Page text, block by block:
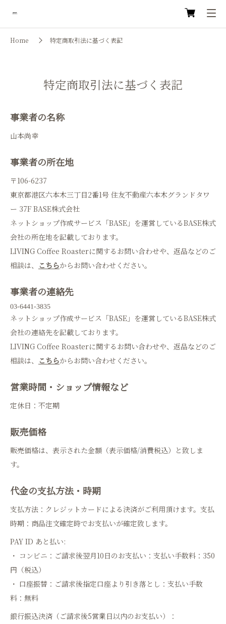
Home 特定商取引法に基づく表記
特定商取引法に基づく表記
事業者の名称
山本尚幸
事業者の所在地
〒106-6237
東京都港区六本木三丁目2番1号 住友不動産六本木グランドタワ
ー 37F BASE株式会社
ネットショップ作成サービス「BASE」を運営しているBASE株式
会社の所在地を記載しております。
LIVING Coffee Roasterに関するお問い合わせや、返品などのご
相談は、
こちらからお問い合わせください。
事業者の連絡先
ネットショップ作成サービス「BASE」を運営しているBASE株式
会社の連絡先を記載しております。
LIVING Coffee Roasterに関するお問い合わせや、返品などのご
相談は、
こちらからお問い合わせください。
営業時間・ショップ情報など
定休日：不定期
販売価格
販売価格は、表示された金額（表示価格/消費税込）と致しま
す。
代金の支払方法・時期
支払方法：クレジットカードによる決済がご利用頂けます。支払
時期：商品注文確定時でお支払いが確定致します。
PAY ID あと払い:
・ コンビニ：ご請求後翌月10日のお支払い：支払い手数料：350
円（税込）
・ 口座振替：ご請求後指定口座より引き落とし：支払い手数
料：無料
銀行振込決済（ご請求後5営業日以内のお支払い）：